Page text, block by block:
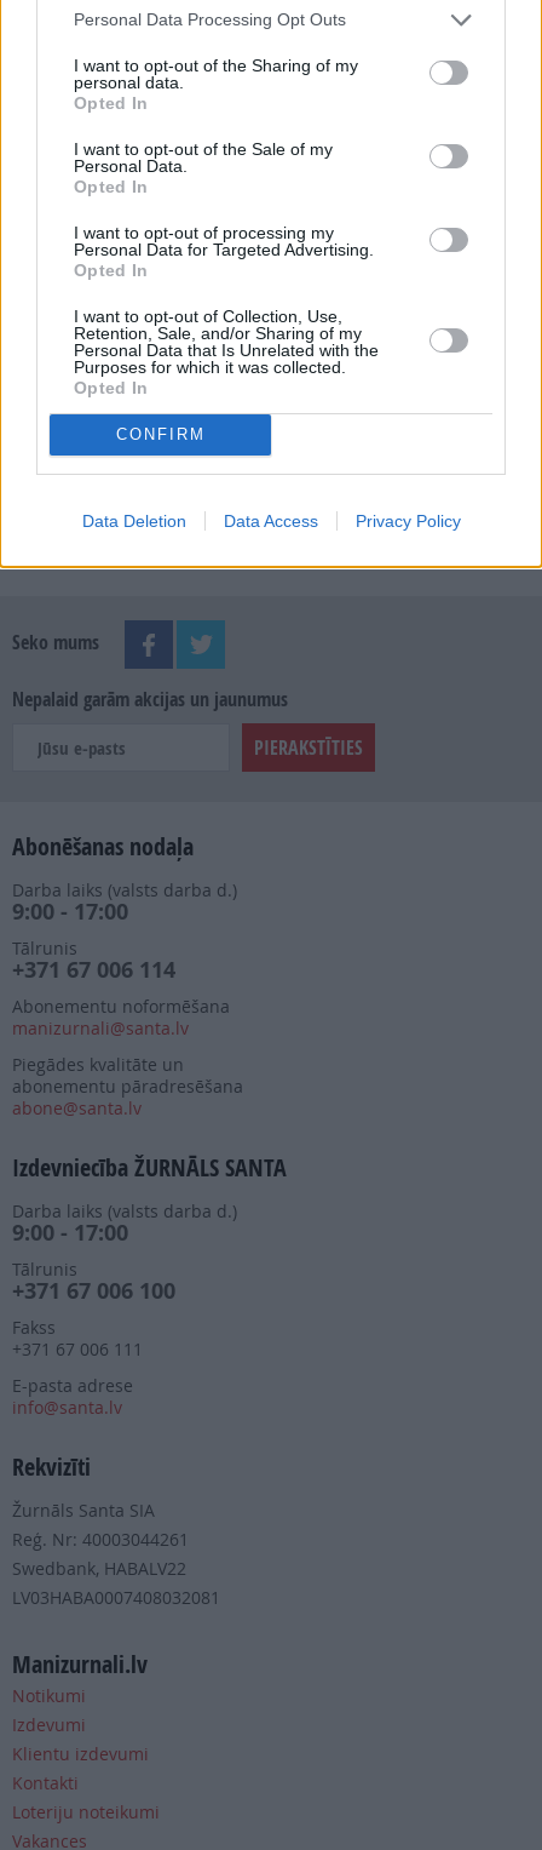
Personal Data Processing Opt Outs
I want to opt-out of the Sharing of my
personal data.
Opted In
I want to opt-out of the Sale of my
Personal Data.
Opted In
I want to opt-out of processing my
Personal Data for Targeted Advertising.
Opted In
I want to opt-out of Collection, Use,
Retention, Sale, and/or Sharing of my
Personal Data that Is Unrelated with the
Purposes for which it was collected.
Opted In
CONFIRM
Data Deletion Data Access Privacy Policy
Seko mums
E-izdevumu arhīvs
MEKLĒT
SKATĪT ŽURNĀLA ARHĪVU
Dalies
Seko mums
Nepalaid garām akcijas un jaunumus
Abonēšanas nodaļa
Darba laiks (valsts darba d.)
9:00 - 17:00
Tālrunis
+371 67 006 114
Abonementu noformēšana
manizurnali@santa.lv
Piegādes kvalitāte un
abonementu pāradresēšana
abone@santa.lv
Izdevniecība ŽURNĀLS SANTA
Darba laiks (valsts darba d.)
9:00 - 17:00
Tālrunis
+371 67 006 100
Fakss
+371 67 006 111
E-pasta adrese
info@santa.lv
Rekvizīti
Žurnāls Santa SIA
Reģ. Nr: 40003044261
Swedbank, HABALV22
LV03HABA0007408032081
Manizurnali.lv
Notikumi
Izdevumi
Klientu izdevumi
Kontakti
Loteriju noteikumi
Vakances